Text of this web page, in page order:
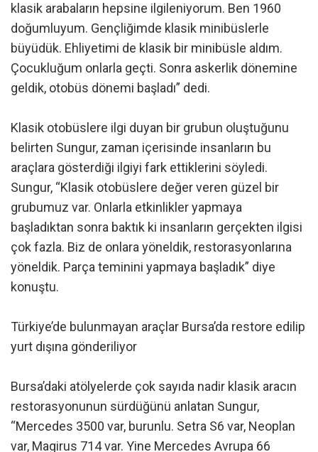
klasik arabaların hepsine ilgileniyorum. Ben 1960
doğumluyum. Gençliğimde klasik minibüslerle
büyüdük. Ehliyetimi de klasik bir minibüsle aldım.
Çocukluğum onlarla geçti. Sonra askerlik dönemine
geldik, otobüs dönemi başladı” dedi.
Klasik otobüslere ilgi duyan bir grubun oluştuğunu
belirten Sungur, zaman içerisinde insanların bu
araçlara gösterdiği ilgiyi fark ettiklerini söyledi.
Sungur, “Klasik otobüslere değer veren güzel bir
grubumuz var. Onlarla etkinlikler yapmaya
başladıktan sonra baktık ki insanların gerçekten ilgisi
çok fazla. Biz de onlara yöneldik, restorasyonlarına
yöneldik. Parça teminini yapmaya başladık” diye
konuştu.
Türkiye’de bulunmayan araçlar Bursa’da restore edilip
yurt dışına gönderiliyor
Bursa’daki atölyelerde çok sayıda nadir klasik aracın
restorasyonunun sürdüğünü anlatan Sungur,
“Mercedes 3500 var, burunlu. Setra S6 var, Neoplan
var, Magirus 714 var. Yine Mercedes Avrupa 66